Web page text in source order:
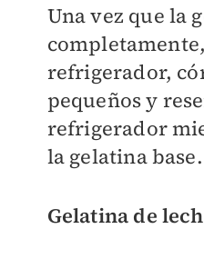
Una vez que la
refrigerador,
pequeños y
refrigerador
la gelatina base.
Gelatina de